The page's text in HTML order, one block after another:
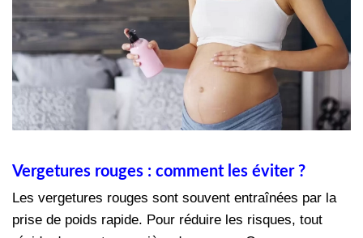
Vergetures rouges : comment les éviter ?
Les vergetures rouges sont souvent entraînées par la
prise de poids rapide. Pour réduire les risques, tout